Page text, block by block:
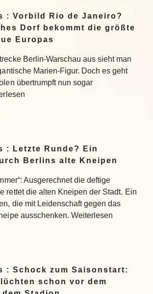
: Vorbild Rio de Janeiro?
Dorf bekommt die größte
Europas
Berlin-Warschau aus sieht man
Marien-Figur. Doch es geht
übertrumpft nun sogar
: Letzte Runde? Ein
Berlins alte Kneipen
Ausgerechnet die deftige
rettet die alten Kneipen der Stadt. Ein
die mit Leidenschaft gegen das
ausschenken. Weiterlesen
: Schock zum Saisonstart:
schon vor dem